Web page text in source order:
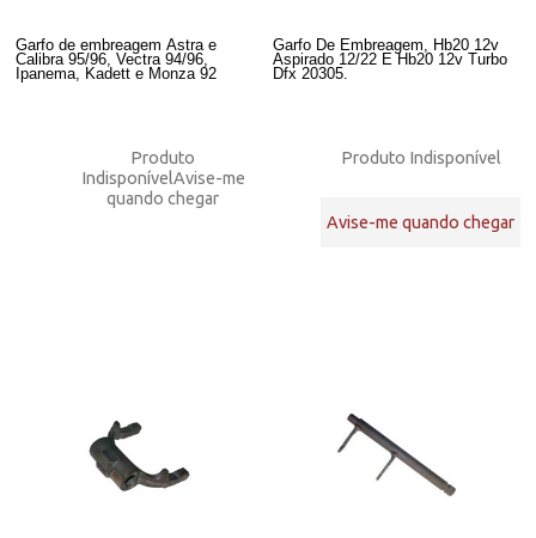
Garfo de embreagem Astra e
Calibra 95/96, Vectra 94/96,
Ipanema, Kadett e Monza 92
Produto
IndisponívelAvise-me
quando chegar
Garfo De Embreagem, Hb20 12v
Aspirado 12/22 E Hb20 12v Turbo
Dfx 20305.
Produto Indisponível
Avise-me quando chegar